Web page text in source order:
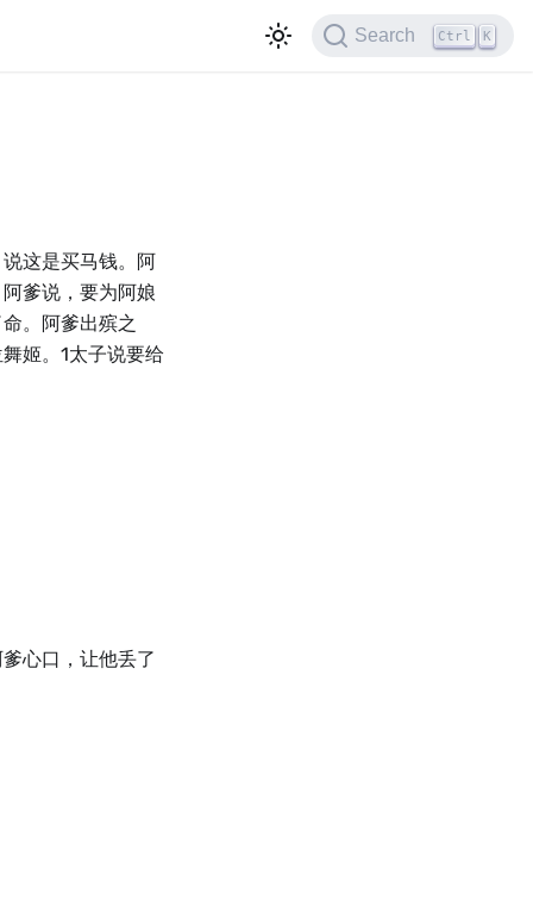
Search Ctrl K
这是买马钱。阿
爹说，要为阿娘
。阿爹出殡之
姬。1太子说要给
心口，让他丢了